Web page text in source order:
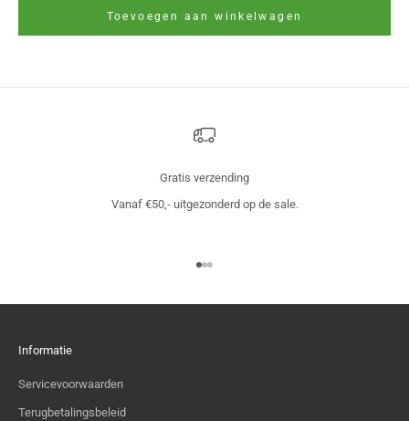
Toevoegen aan winkelwagen
Gratis verzending
Vanaf €50,- uitgezonderd op de sale.
Naar artikel 1
Naar artikel 2
Naar artikel 3
Informatie
Servicevoorwaarden
Terugbetalingsbeleid